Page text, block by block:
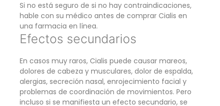
Si no está seguro de si no hay contraindicaciones,
hable con su médico antes de comprar Cialis en
una farmacia en línea.
Efectos secundarios
En casos muy raros, Cialis puede causar mareos,
dolores de cabeza y musculares, dolor de espalda,
alergias, secreción nasal, enrojecimiento facial y
problemas de coordinación de movimientos. Pero
incluso si se manifiesta un efecto secundario, se